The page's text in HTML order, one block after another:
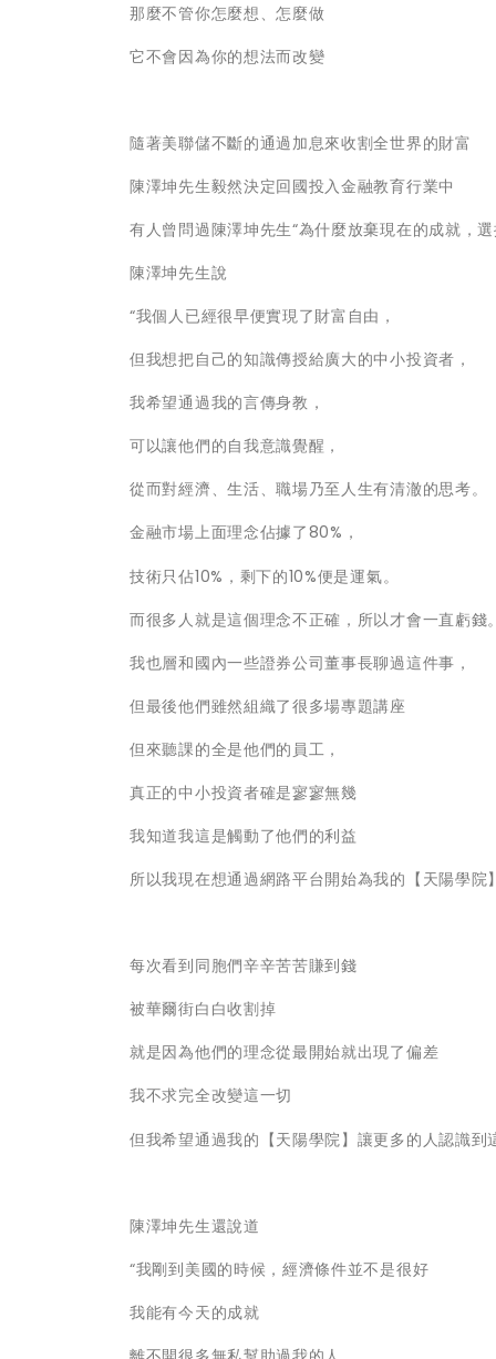
那麼不管你怎麼想、怎麼做
它不會因為你的想法而改變
隨著美聯儲不斷的通過加息來收割全世界的財富
陳澤坤先生毅然決定回國投入金融教育行業中
有人曾問過陳澤坤先生“為什麼放棄現在的成就，
陳澤坤先生說
“我個人已經很早便實現了財富自由，
但我想把自己的知識傳授給廣大的中小投資者，
我希望通過我的言傳身教，
可以讓他們的自我意識覺醒，
從而對經濟、生活、職場乃至人生有清澈的思考。
金融市場上面理念佔據了80%，
技術只佔10%，剩下的10%便是運氣。
而很多人就是這個理念不正確，所以才會一直虧錢。
我也層和國內一些證券公司董事長聊過這件事，
但最後他們雖然組織了很多場專題講座
但來聽課的全是他們的員工，
真正的中小投資者確是寥寥無幾
我知道我這是觸動了他們的利益
所以我現在想通過網路平台開始為我的【天陽學院
每次看到同胞們辛辛苦苦賺到錢
被華爾街白白收割掉
就是因為他們的理念從最開始就出現了偏差
我不求完全改變這一切
但我希望通過我的【天陽學院】讓更多的人認識到
陳澤坤先生還說道
“我剛到美國的時候，經濟條件並不是很好
我能有今天的成就